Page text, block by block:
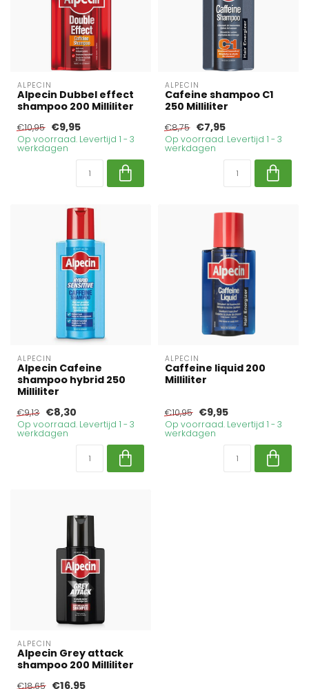
ALPECIN
Alpecin Dubbel effect
shampoo 200 Milliliter
€10,95 €9,95
Op voorraad. Levertijd 1 - 3
werkdagen
ALPECIN
Cafeine shampoo C1
250 Milliliter
€8,75 €7,95
Op voorraad. Levertijd 1 - 3
werkdagen
ALPECIN
Alpecin Cafeine
shampoo hybrid 250
Milliliter
€9,13 €8,30
Op voorraad. Levertijd 1 - 3
werkdagen
ALPECIN
Caffeine liquid 200
Milliliter
€10,95 €9,95
Op voorraad. Levertijd 1 - 3
werkdagen
ALPECIN
Alpecin Grey attack
shampoo 200 Milliliter
€18,65 €16,95